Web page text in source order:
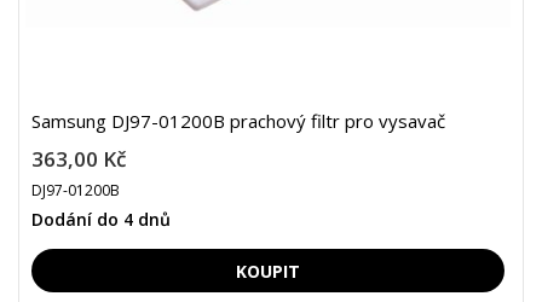
Samsung DJ97-01200B prachový filtr pro vysavač
363,00 Kč
DJ97-01200B
Dodání do 4 dnů